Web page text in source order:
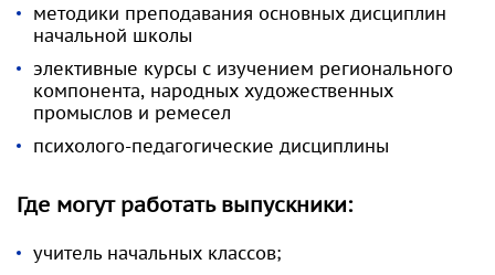
методики преподавания основных дисциплин
начальной школы
элективные курсы с изучением регионального
компонента, народных художественных
промыслов и ремесел
психолого-педагогические дисциплины
Где могут работать выпускники:
учитель начальных классов;